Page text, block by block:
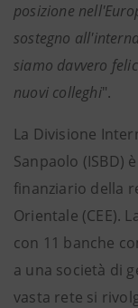
posizione
sostegno
siamo davvero
nuovi colleghi".
La Divisione
Sanpaolo (ISBD)
finanziario della
Orientale (CEE).
con 11 banche
a una società di
vasta rete si